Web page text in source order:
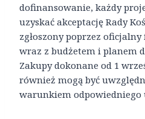
dofinansowanie, każdy
uzyskać akceptację Rady
zgłoszony poprzez
wraz z budżetem i planem
Zakupy dokonane od 1
również mogą być
warunkiem odpowiedniego